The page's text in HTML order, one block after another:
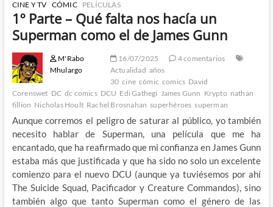
CINE Y TV CÓMIC PELÍCULAS
1º Parte – Qué falta nos hacía un
Superman como el de James Gunn
M'Rabo
Mhulargo
16/07/2025
4 comentarios
Actualidad años
30 cine cómic comics David
Corenswet DC dc comics DCU Edi Gathegi James Gunn Krypto nathan
fillion Nicholas Hoult Rachel Brosnahan superhéroes superman
Aunque corremos el peligro de saturar al público, yo también
necesito hablar de Superman, una película que me ha
encantado, que ha reafirmado que mi confianza en James Gunn
estaba más que justificada y que ha sido no solo un excelente
comienzo para el nuevo DCU (aunque ya tuviésemos por ahí
The Suicide Squad, Pacificador y Creature Commandos), sino
también algo que tanto Superman como el género de las